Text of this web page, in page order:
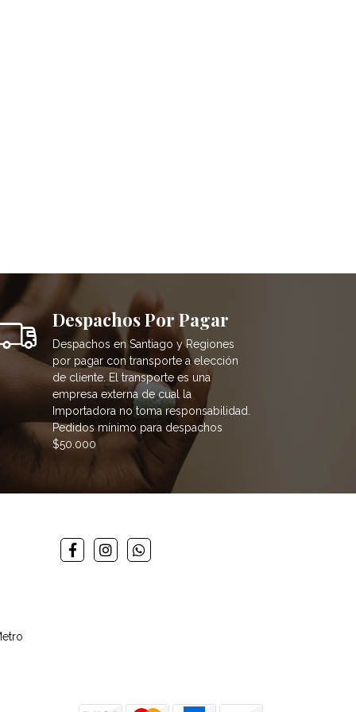
Despachos Por Pagar
Despachos en Santiago y Regiones
por pagar con transporte a elección
de cliente. El transporte es una
empresa externa de cual la
Importadora no toma responsabilidad.
Pedidos mínimo para despachos
$50.000